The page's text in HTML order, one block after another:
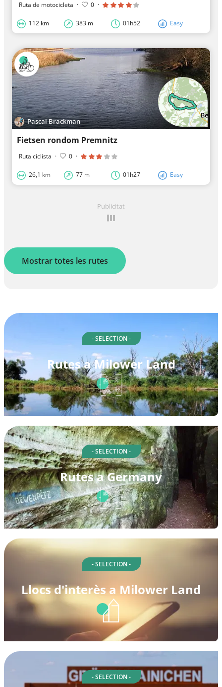
Ruta de motocicleta · 0 ·
112 km 383 m 01h52 Easy
Pascal Brackman
Fietsen rondom Premnitz
Ruta ciclista · 0 ·
26,1 km 77 m 01h27 Easy
Publicitat
Mostrar totes les rutes
- SELECTION -
Rutes a Milower Land
- SELECTION -
Rutes a Germany
- SELECTION -
Llocs d'interès a Milower Land
- SELECTION -